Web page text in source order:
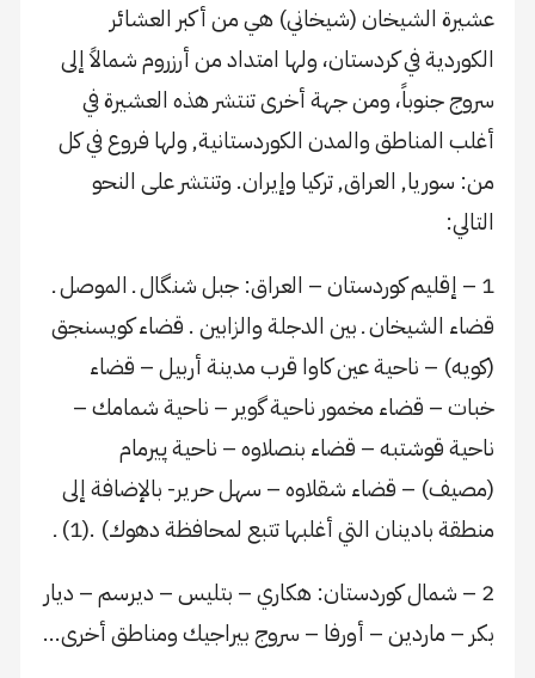
عشيرة الشيخان (شيخاني) هي من أكبر العشائر
الكوردية في كردستان، ولها امتداد من أرزروم شمالاً إلى
سروج جنوباً، ومن جهة أخرى تنتشر هذه العشيرة في
أغلب المناطق والمدن الكوردستانية, ولها فروع في كل
من: سوريا, العراق, تركيا وإيران. وتنتشر على النحو
التالي:
1 – إقليم كوردستان – العراق: جبل شنگال ـ الموصل ـ
قضاء الشيخان ـ بين الدجلة والزابين . قضاء كويسنجق
(كويه) – ناحية عين كاوا قرب مدينة أربيل – قضاء
خبات – قضاء مخمور ناحية ﮔوير – ناحية شمامك –
ناحية قوشتبه – قضاء بنصلاوه – ناحية پيرمام
(مصيف) – قضاء شقلاوه – سهل حرير- بالإضافة إلى
منطقة بادينان التي أغلبها تتبع لمحافظة دهوك) .(1) ـ
2 – شمال كوردستان: هكاري – بتليس – ديرسم – ديار
بكر – ماردين – أورفا – سروج بيراجيك ومناطق أخرى…